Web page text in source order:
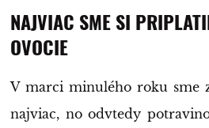
NAJVIAC SME SI
OVOCIE
V marci minulého roku sme
najviac, no odvtedy